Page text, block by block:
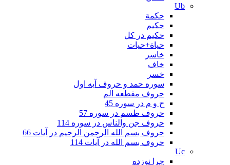
Ub
حکمة
حکیم
حکیم در کل
حیاة+حیات
خاسر
خاف
خسر
سوره حمد و حروف آیه اول
حروف مقطعه الم
ح و م در سوره 45
حروف طسم در سوره 57
حروف جن والناس در سوره 114
حروف بسم الله الرحمن الرحیم در آیات 66
حروف بسم الله در آیات 114
Uc
چرا نوزده